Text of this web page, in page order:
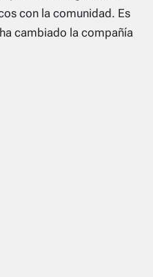
con la comunidad. Es
cambiado la compañía